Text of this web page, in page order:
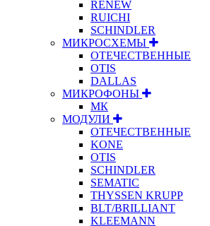
RENEW
RUICHI
SCHINDLER
МИКРОСХЕМЫ
ОТЕЧЕСТВЕННЫЕ
OTIS
DALLAS
МИКРОФОНЫ
МК
МОДУЛИ
ОТЕЧЕСТВЕННЫЕ
KONE
OTIS
SCHINDLER
SEMATIC
THYSSEN KRUPP
BLT/BRILLIANT
KLEEMANN